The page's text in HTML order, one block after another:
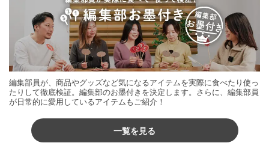
編集部員が、商品やグッズなど気になるアイテムを実際に食べたり使っ
たりして徹底検証。編集部のお墨付きを決定します。さらに、編集部員
が日常的に愛用しているアイテムもご紹介！
一覧を見る